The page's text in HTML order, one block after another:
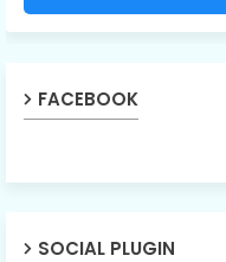
FACEBOOK
SOCIAL PLUGIN